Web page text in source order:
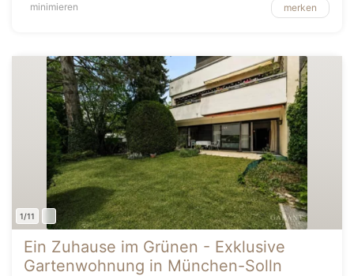
minimieren merken
1/11
Ein Zuhause im Grünen - Exklusive
Gartenwohnung in München-Solln